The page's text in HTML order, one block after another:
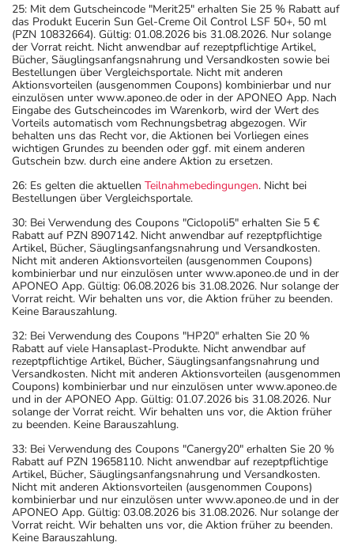
25: Mit dem Gutscheincode "Merit25" erhalten Sie 25 % Rabatt auf
das Produkt Eucerin Sun Gel-Creme Oil Control LSF 50+, 50 ml
(PZN 10832664). Gültig: 01.08.2026 bis 31.08.2026. Nur solange
der Vorrat reicht. Nicht anwendbar auf rezeptpflichtige Artikel,
Bücher, Säuglingsanfangsnahrung und Versandkosten sowie bei
Bestellungen über Vergleichsportale. Nicht mit anderen
Aktionsvorteilen (ausgenommen Coupons) kombinierbar und nur
einzulösen unter www.aponeo.de oder in der APONEO App. Nach
Eingabe des Gutscheincodes im Warenkorb, wird der Wert des
Vorteils automatisch vom Rechnungsbetrag abgezogen. Wir
behalten uns das Recht vor, die Aktionen bei Vorliegen eines
wichtigen Grundes zu beenden oder ggf. mit einem anderen
Gutschein bzw. durch eine andere Aktion zu ersetzen.
26: Es gelten die aktuellen Teilnahmebedingungen. Nicht bei
Bestellungen über Vergleichsportale.
30: Bei Verwendung des Coupons "Ciclopoli5" erhalten Sie 5 €
Rabatt auf PZN 8907142. Nicht anwendbar auf rezeptpflichtige
Artikel, Bücher, Säuglingsanfangsnahrung und Versandkosten.
Nicht mit anderen Aktionsvorteilen (ausgenommen Coupons)
kombinierbar und nur einzulösen unter www.aponeo.de und in der
APONEO App. Gültig: 06.08.2026 bis 31.08.2026. Nur solange der
Vorrat reicht. Wir behalten uns vor, die Aktion früher zu beenden.
Keine Barauszahlung.
32: Bei Verwendung des Coupons "HP20" erhalten Sie 20 %
Rabatt auf viele Hansaplast-Produkte. Nicht anwendbar auf
rezeptpflichtige Artikel, Bücher, Säuglingsanfangsnahrung und
Versandkosten. Nicht mit anderen Aktionsvorteilen (ausgenommen
Coupons) kombinierbar und nur einzulösen unter www.aponeo.de
und in der APONEO App. Gültig: 01.07.2026 bis 31.08.2026. Nur
solange der Vorrat reicht. Wir behalten uns vor, die Aktion früher
zu beenden. Keine Barauszahlung.
33: Bei Verwendung des Coupons "Canergy20" erhalten Sie 20 %
Rabatt auf PZN 19658110. Nicht anwendbar auf rezeptpflichtige
Artikel, Bücher, Säuglingsanfangsnahrung und Versandkosten.
Nicht mit anderen Aktionsvorteilen (ausgenommen Coupons)
kombinierbar und nur einzulösen unter www.aponeo.de und in der
APONEO App. Gültig: 03.08.2026 bis 31.08.2026. Nur solange der
Vorrat reicht. Wir behalten uns vor, die Aktion früher zu beenden.
Keine Barauszahlung.